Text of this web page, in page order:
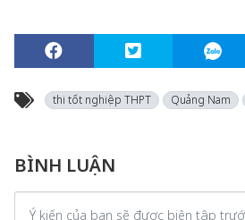
thi tốt nghiệp THPT Quảng Nam
BÌNH LUẬN